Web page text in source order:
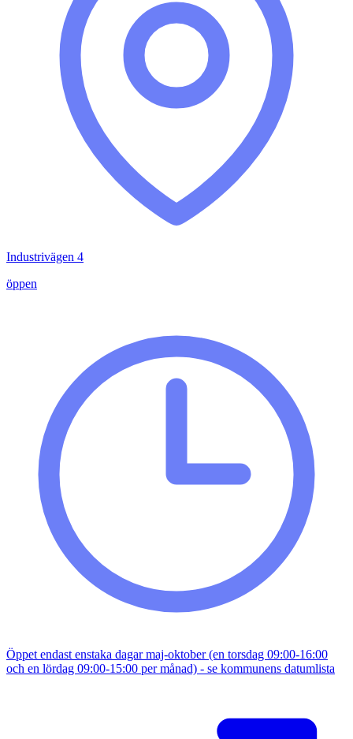
Industrivägen 4
öppen
Öppet endast enstaka dagar maj-oktober (en torsdag 09:00-16:00
och en lördag 09:00-15:00 per månad) - se kommunens datumlista